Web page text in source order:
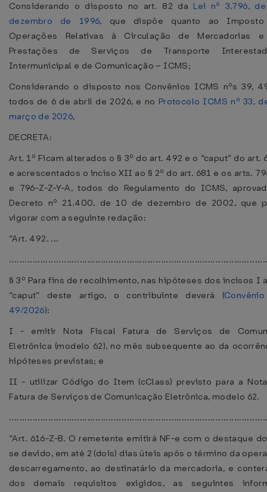
Considerando o disposto no art. 82 da Lei nº 3.796,
dezembro de 1996, que dispõe quanto ao Imposto
Operações Relativas à Circulação de Mercadorias
Prestações de Serviços de Transporte
Intermunicipal e de Comunicação – ICMS;
Considerando o disposto nos Convênios ICMS nºs 39,
todos de 6 de abril de 2026, e no Protocolo ICMS nº 33,
março de 2026,
DECRETA:
Art. 1º Ficam alterados o § 3º do art. 492 e o “caput” do art.
e acrescentados o inciso XII ao § 2º do art. 681 e os arts.
e 796-Z-Z-Y-A, todos do Regulamento do ICMS,
Decreto nº 21.400, de 10 de dezembro de 2002, que
vigorar com a seguinte redação:
“Art. 492. ...
§ 3º Para fins de recolhimento, nas hipóteses dos incisos I
“caput” deste artigo, o contribuinte deverá (
49/2026):
I - emitir Nota Fiscal Fatura de Serviços de
Eletrônica (modelo 62), no mês subsequente ao da
hipóteses previstas; e
II - utilizar Código do Item (cClass) previsto para a
Fatura de Serviços de Comunicação Eletrônica, modelo 62.
“Art. 616-Z-B. O remetente emitirá NF-e com o destaque
se devido, em até 2 (dois) dias úteis após o término da
descarregamento, ao destinatário da mercadoria, e
dos demais requisitos exigidos, as seguintes